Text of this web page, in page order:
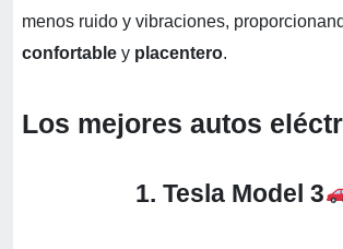
menos ruido y vibraciones,
confortable y placentero.
Los mejores autos
1. Tesla Model 3